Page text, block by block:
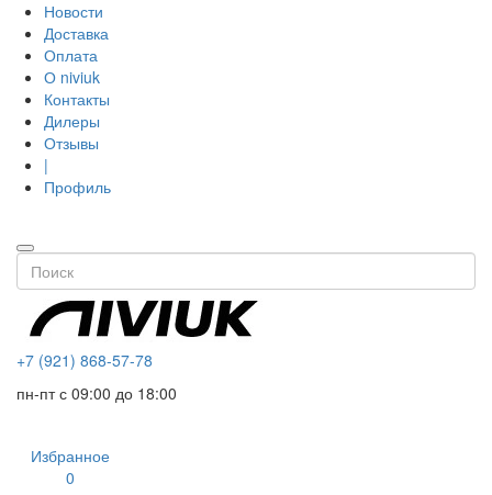
Новости
Доставка
Оплата
О niviuk
Контакты
Дилеры
Отзывы
|
Профиль
+7 (921) 868-57-78
пн-пт с 09:00 до 18:00
Избранное
0